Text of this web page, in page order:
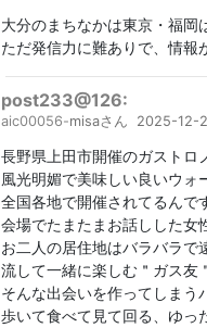
大分のまちなかは東京・福岡
ただ発信力に難ありで、情報
post233@126:
aic00056-misaさん 2025-12-
長野県上田市開催のガストロ
風光明媚で美味しい良いウォ
全国各地で開催されてるんで
会場でたまたまお話しした女
お二人の居住地はバラバラで
流して一緒に楽しむ＂ガス友
そんな出会いを作ってしまう
歩いて食べて見て回る、ゆっ